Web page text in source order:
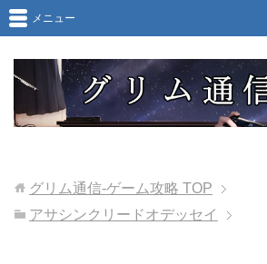
メニュー
グリム通信-ゲーム攻略 TOP
アサシンクリードオデッセイ